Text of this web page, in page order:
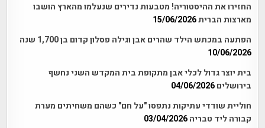
החזירו את ההיסטוריה! מטבעות נדירים שנעלמו מהארץ הושבו
מארצות הברית15/06/2026
הפתעה במכתש הילד שהרים אבן וגילה פסלון קדום בן 1,700 שנה
10/06/2026
בית יוצר גדול לכלי אבן מתקופת בית המקדש השני נחשף
בירושלים 04/06/2026
חוליית שודדי עתיקות נתפסו "על חם" כשהם משחיתים מערת
קבורה ליד טבריה 03/04/2026